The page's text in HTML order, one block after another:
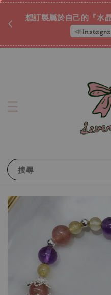
想訂製屬於自己的『水
搜尋